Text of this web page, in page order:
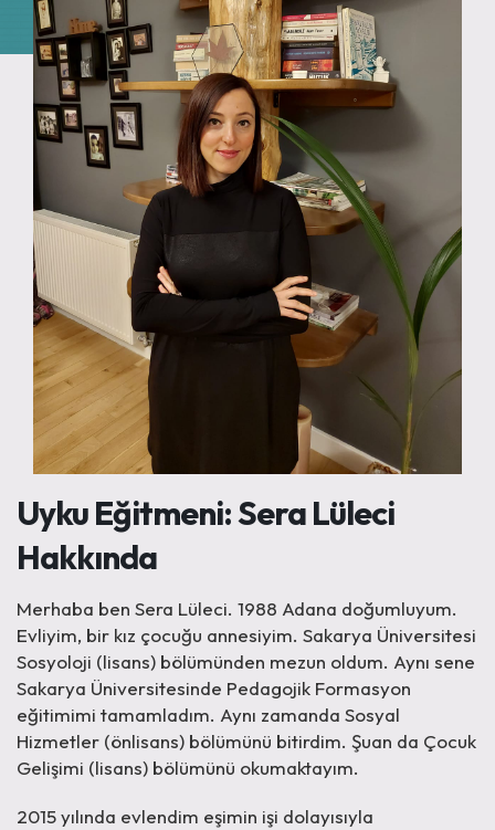
Uyku Eğitmeni: Sera Lüleci
Hakkında
Merhaba ben Sera Lüleci. 1988 Adana doğumluyum.
Evliyim, bir kız çocuğu annesiyim. Sakarya Üniversitesi
Sosyoloji (lisans) bölümünden mezun oldum. Aynı sene
Sakarya Üniversitesinde Pedagojik Formasyon
eğitimimi tamamladım. Aynı zamanda Sosyal
Hizmetler (önlisans) bölümünü bitirdim. Şuan da Çocuk
Gelişimi (lisans) bölümünü okumaktayım.
2015 yılında evlendim eşimin işi dolayısıyla